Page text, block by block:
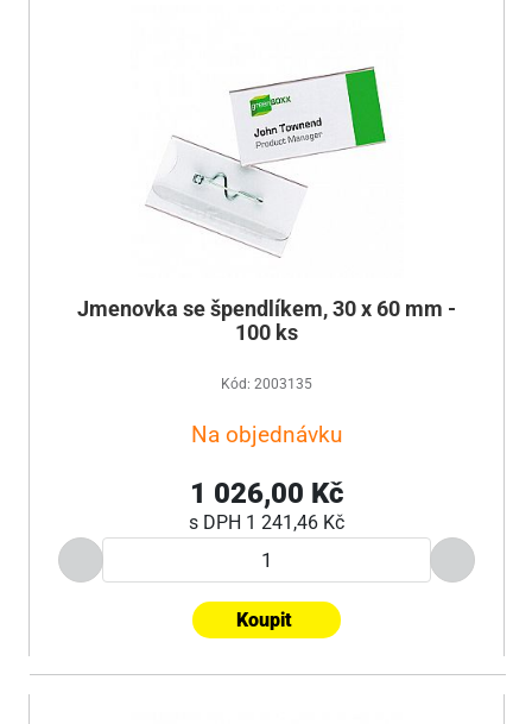
Jmenovka se špendlíkem, 30 x 60 mm -
100 ks
Kód: 2003135
Na objednávku
1 026,00 Kč
s DPH 1 241,46 Kč
Koupit